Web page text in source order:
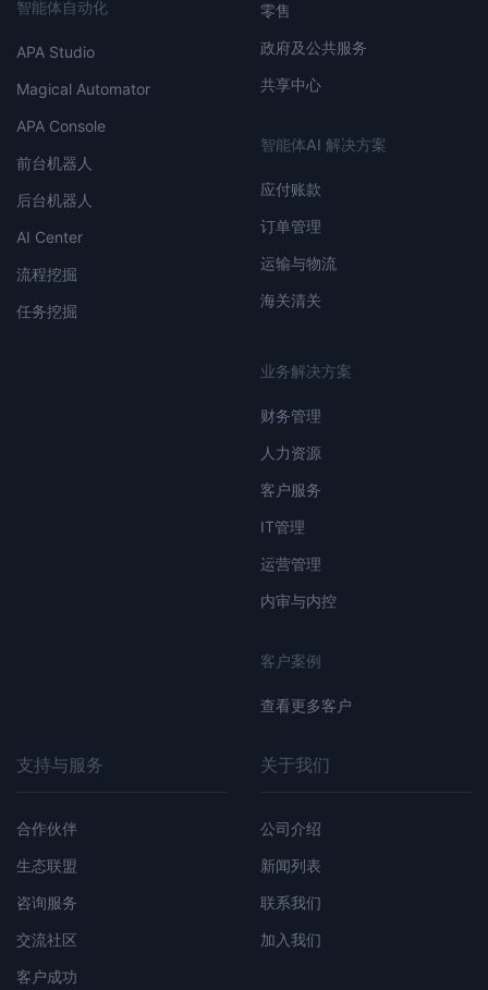
智能体自动化
APA Studio
Magical Automator
APA Console
前台机器人
后台机器人
AI Center
流程挖掘
任务挖掘
零售
政府及公共服务
共享中心
智能体AI 解决方案
应付账款
订单管理
运输与物流
海关清关
业务解决方案
财务管理
人力资源
客户服务
IT管理
运营管理
内审与内控
客户案例
查看更多客户
支持与服务
合作伙伴
生态联盟
咨询服务
交流社区
客户成功
关于我们
公司介绍
新闻列表
联系我们
加入我们